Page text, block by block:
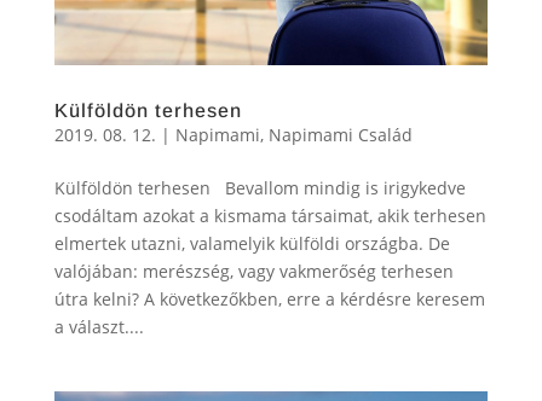
Külföldön terhesen
2019. 08. 12. | Napimami, Napimami Család
Külföldön terhesen Bevallom mindig is irigykedve
csodáltam azokat a kismama társaimat, akik terhesen
elmertek utazni, valamelyik külföldi országba. De
valójában: merészség, vagy vakmerőség terhesen
útra kelni? A következőkben, erre a kérdésre keresem
a választ....